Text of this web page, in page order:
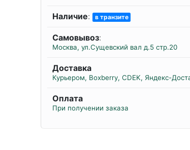
Наличие: в транзите
Самовывоз:
Москва, ул.Сущевский вал д.5 стр.20
Доставка
Курьером, Boxberry, CDEK, Яндекс-
Оплата
При получении заказа